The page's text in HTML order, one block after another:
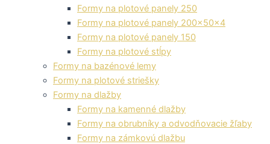
Formy na plotové panely 250
Formy na plotové panely 200x50x4
Formy na plotové panely 150
Formy na plotové stĺpy
Formy na bazénové lemy
Formy na plotové striešky
Formy na dlažby
Formy na kamenné dlažby
Formy na obrubníky a odvodňovacie žľaby
Formy na zámkovú dlažbu